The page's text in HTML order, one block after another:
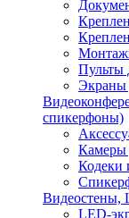
Пульты
Экраны
спикерфоны)
Камеры
Кодеки
Видеостены,
LED-